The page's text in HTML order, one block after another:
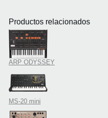
Productos relacionados
ARP ODYSSEY
MS-20 mini